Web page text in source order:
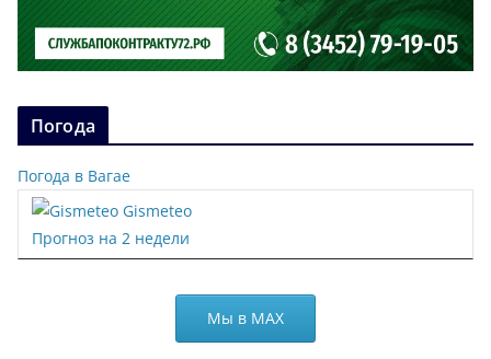
Погода
Погода в Вагае
Gismeteo
Прогноз на 2 недели
Мы в МАХ